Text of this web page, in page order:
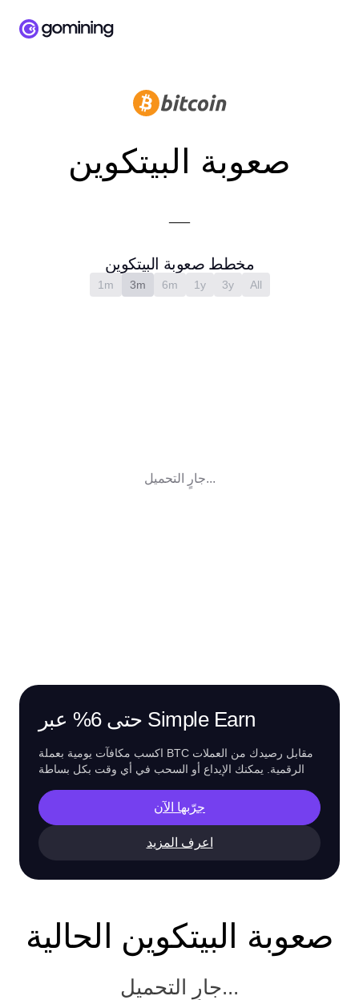
صعوبة البيتكوين
—
مخطط صعوبة البيتكوين
1m 3m 6m 1y 3y All
جارٍ التحميل...
حتى 6% عبر Simple Earn
اكسب مكافآت يومية بعملة BTC مقابل رصيدك من العملات
الرقمية. يمكنك الإيداع أو السحب في أي وقت بكل بساطة
جرّبها الآن
اعرف المزيد
صعوبة البيتكوين الحالية
جارٍ التحميل...